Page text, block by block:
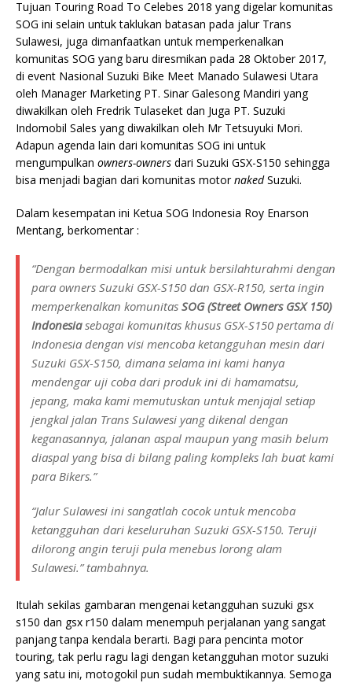
Tujuan Touring Road To Celebes 2018 yang digelar komunitas
SOG ini selain untuk taklukan batasan pada jalur Trans
Sulawesi, juga dimanfaatkan untuk memperkenalkan
komunitas SOG yang baru diresmikan pada 28 Oktober 2017,
di event Nasional Suzuki Bike Meet Manado Sulawesi Utara
oleh Manager Marketing PT. Sinar Galesong Mandiri yang
diwakilkan oleh Fredrik Tulaseket dan Juga PT. Suzuki
Indomobil Sales yang diwakilkan oleh Mr Tetsuyuki Mori.
Adapun agenda lain dari komunitas SOG ini untuk
mengumpulkan owners-owners dari Suzuki GSX-S150 sehingga
bisa menjadi bagian dari komunitas motornakedSuzuki.
Dalam kesempatan ini Ketua SOG Indonesia Roy Enarson
Mentang, berkomentar :
“Dengan bermodalkan misi untuk bersilahturahmi dengan
para owners Suzuki GSX-S150 dan GSX-R150, serta ingin
memperkenalkan komunitas SOG (Street Owners GSX 150)
Indonesiasebagai komunitas khusus GSX-S150 pertama di
Indonesia dengan visi mencoba ketangguhan mesin dari
Suzuki GSX-S150, dimana selama ini kami hanya
mendengar uji coba dari produk ini di hamamatsu,
jepang, maka kami memutuskan untuk menjajal setiap
jengkal jalan Trans Sulawesi yang dikenal dengan
keganasannya, jalanan aspal maupun yang masih belum
diaspal yang bisa di bilang paling kompleks lah buat kami
para Bikers.”
“Jalur Sulawesi ini sangatlah cocok untuk mencoba
ketangguhan dari keseluruhan Suzuki GSX-S150. Teruji
dilorong angin teruji pula menebus lorong alam
Sulawesi.”tambahnya.
Itulah sekilas gambaran mengenai ketangguhan suzuki gsx
s150 dan gsx r150 dalam menempuh perjalanan yang sangat
panjang tanpa kendala berarti. Bagi para pencinta motor
touring, tak perlu ragu lagi dengan ketangguhan motor suzuki
yang satu ini, motogokil pun sudah membuktikannya. Semoga